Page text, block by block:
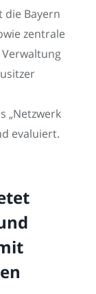
die Bayern
zentrale
„Netzwerk
evaluiert.